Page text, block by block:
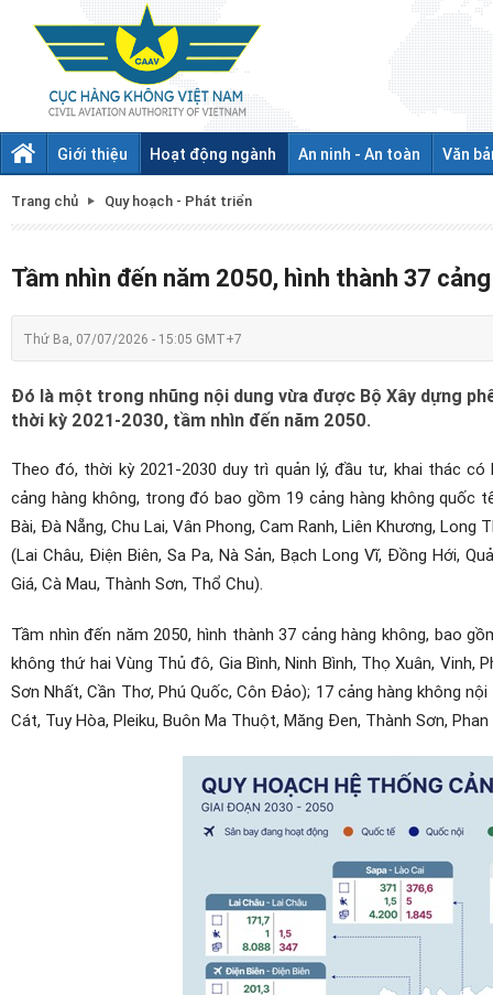
Giới thiệu Hoạt động ngành An ninh - An toàn Văn
Trang chủ Quy hoạch - Phát triển
Tầm nhìn đến năm 2050, hình thành 37
Thứ Ba, 07/07/2026 - 15:05 GMT+7
Đó là một trong nhũng nội dung vừa được Bộ Xây dựng
thời kỳ 2021-2030, tầm nhìn đến năm 2050.
Theo đó, thời kỳ 2021-2030 duy trì quản lý, đầu tư, khai thác
cảng hàng không, trong đó bao gồm 19 cảng hàng không quốc
Bài, Đà Nẵng, Chu Lai, Vân Phong, Cam Ranh, Liên Khương,
(Lai Châu, Điện Biên, Sa Pa, Nà Sản, Bạch Long Vĩ, Đồng Hới,
Giá, Cà Mau, Thành Sơn, Thổ Chu).
Tầm nhìn đến năm 2050, hình thành 37 cảng hàng không, bao
không thứ hai Vùng Thủ đô, Gia Bình, Ninh Bình, Thọ Xuân, Vinh,
Sơn Nhất, Cần Thơ, Phú Quốc, Côn Đảo); 17 cảng hàng không
Cát, Tuy Hòa, Pleiku, Buôn Ma Thuột, Măng Đen, Thành Sơn,